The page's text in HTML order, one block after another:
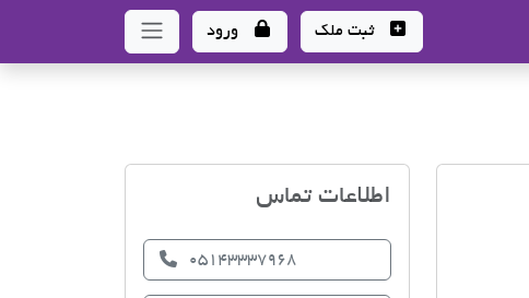
ثبت ملک ورود
اطلاعات تماس
05143337968